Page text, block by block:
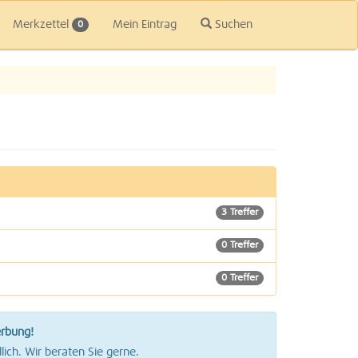
Merkzettel 0 Mein Eintrag Suchen
3 Treffer
0 Treffer
0 Treffer
Wir beraten Sie gerne.